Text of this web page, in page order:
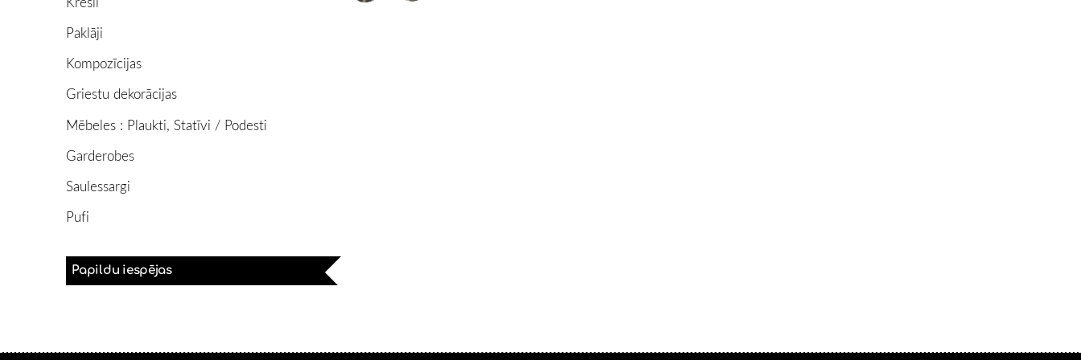
Paklāji
Kompozīcijas
Griestu dekorācijas
Mēbeles : Plaukti, Statīvi / Podesti
Garderobes
Saulessargi
Pufi
Papildu iespējas